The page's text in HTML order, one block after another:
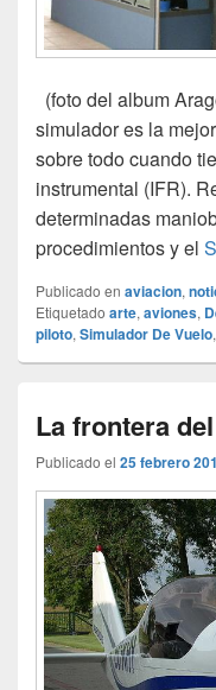
(foto del album
simulador es la
sobre todo cuando
instrumental (IFR).
determinadas
procedimientos y el
Publicado en aviacion,
Etiquetado arte, aviones,
piloto, Simulador De Vuelo,
La frontera
Publicado el 25 febrero